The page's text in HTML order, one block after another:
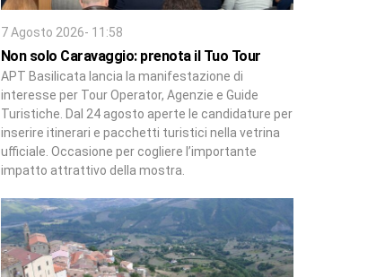
7 Agosto 2026- 11:58
Non solo Caravaggio: prenota il Tuo Tour
APT Basilicata lancia la manifestazione di
interesse per Tour Operator, Agenzie e Guide
Turistiche. Dal 24 agosto aperte le candidature per
inserire itinerari e pacchetti turistici nella vetrina
ufficiale. Occasione per cogliere l’importante
impatto attrattivo della mostra.